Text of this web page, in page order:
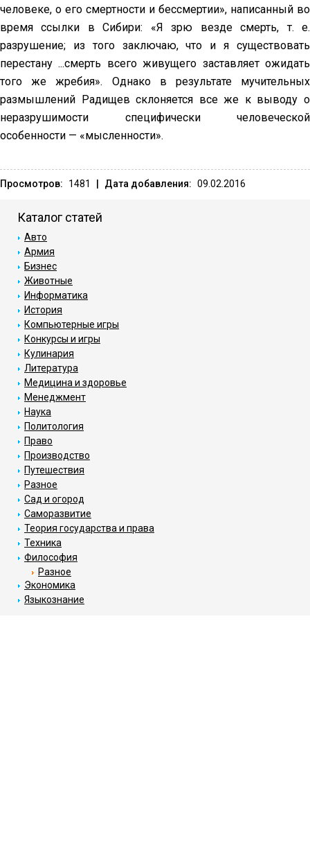
человеке, о его смертности и бессмертии», написанный во
время ссылки в Сибири: «Я зрю везде смерть, т. е.
разрушение; из того заключаю, что и я существовать
перестану ...смерть всего живущего заставляет ожидать
того же жребия». Однако в результате мучительных
размышлений Радищев склоняется все же к выводу о
неразрушимости специфически человеческой
особенности — «мысленности».
Просмотров: 1481 Дата добавления: 09.02.2016
Каталог статей
Авто
Армия
Бизнес
Животные
Информатика
История
Компьютерные игры
Конкурсы и игры
Кулинария
Литература
Медицина и здоровье
Менеджмент
Наука
Политология
Право
Производство
Путешествия
Разное
Сад и огород
Саморазвитие
Теория государства и права
Техника
Философия
Разное
Экономика
Языкознание